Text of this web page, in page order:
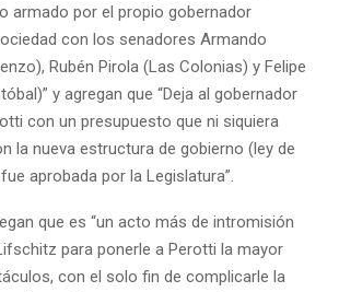
armado por el propio gobernador
con los senadores Armando
Rubén Pirola (Las Colonias) y Felipe
y agregan que “Deja al gobernador
con un presupuesto que ni siquiera
la nueva estructura de gobierno (ley de
aprobada por la Legislatura”.
que es “un acto más de intromisión
para ponerle a Perotti la mayor
con el solo fin de complicarle la